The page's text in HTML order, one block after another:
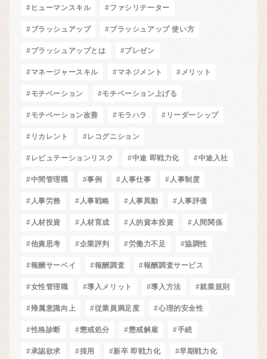
#ヒューマンスキル #ファシリテーター
#ブラッシュアップ #ブラッシュアップ 使い方
#ブラッシュアップとは #プレゼン
#マネージャースキル #マネジメント #メリット
#モチベーション #モチベーション上げる
#モチベーション改善 #モラハラ #リーダーシップ
#リカレント #レコグニション
#レピュテーションリスク #中途 即戦力化 #中途入社
#中間管理職 #事例 #人事仕事 #人事制度
#人事労務 #人事戦略 #人事異動 #人事評価
#人材投資 #人材育成 #人的資本投資 #人間関係
#他責思考 #企業評判 #労働力不足 #協調性
#報酬サーベイ #報酬調査 #報酬調査サービス
#女性管理職 #導入メリット #導入方法 #就業規則
#帰属意識向上 #従業員満足度 #心理的安全性
#性格診断 #懲戒処分 #懲戒解雇 #手続
#承認欲求 #採用 #新卒 即戦力化 #早期戦力化